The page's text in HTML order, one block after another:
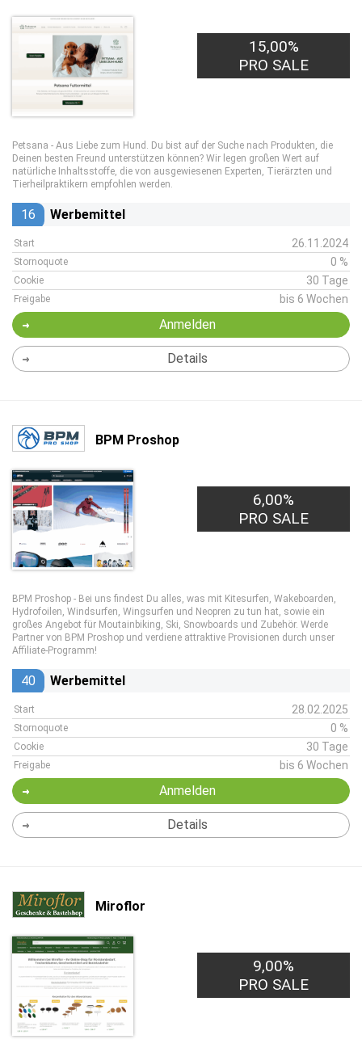
15,00%
PRO SALE
Petsana - Aus Liebe zum Hund. Du bist auf der Suche nach Produkten, die
Deinen besten Freund unterstützen können? Wir legen großen Wert auf
natürliche Inhaltsstoffe, die von ausgewiesenen Experten, Tierärzten und
Tierheilpraktikern empfohlen werden.
16 Werbemittel
Start 26.11.2024
Stornoquote 0 %
Cookie 30 Tage
Freigabe bis 6 Wochen
Anmelden
Details
BPM Proshop
6,00%
PRO SALE
BPM Proshop - Bei uns findest Du alles, was mit Kitesurfen, Wakeboarden,
Hydrofoilen, Windsurfen, Wingsurfen und Neopren zu tun hat, sowie ein
großes Angebot für Moutainbiking, Ski, Snowboards und Zubehör. Werde
Partner von BPM Proshop und verdiene attraktive Provisionen durch unser
Affiliate-Programm!
40 Werbemittel
Start 28.02.2025
Stornoquote 0 %
Cookie 30 Tage
Freigabe bis 6 Wochen
Anmelden
Details
Miroflor
9,00%
PRO SALE